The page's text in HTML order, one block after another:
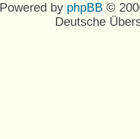
Powered by phpBB ©
Deutsche